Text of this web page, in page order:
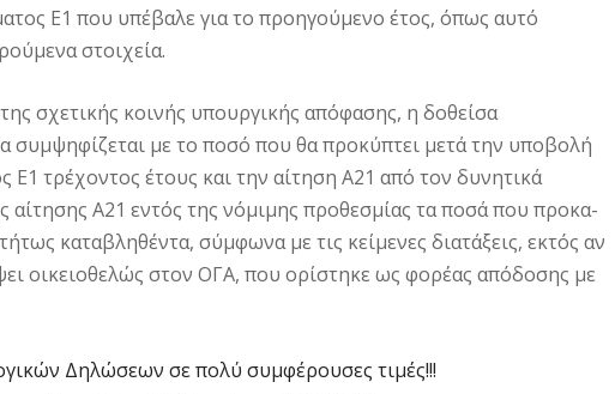
Ε1 που υπέβαλε για το προηγούμενο έτος, όπως αυτό
στοιχεία.
σχετικής κοινής υπουργικής απόφα­σης, η δοθείσα
με το ποσό που θα προκύπτει μετά την υποβολή
τρέχοντος έτους και την αίτηση Α21 από τον δυνητικά
Α21 εντός της νόμιμης προθεσμίας τα ποσά που προκα­
καταβληθέντα, σύμφωνα με τις κεί­μενες διατάξεις, εκτός αν
οικειοθελώς στον ΟΓΑ, που ορίστηκε ως φορέας απόδοσης με